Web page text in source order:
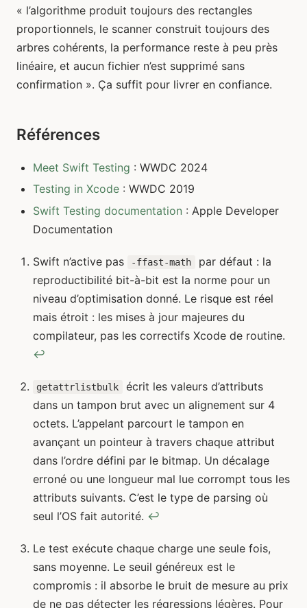
« l’algorithme produit toujours des rectangles
proportionnels, le scanner construit toujours des
arbres cohérents, la performance reste à peu près
linéaire, et aucun fichier n’est supprimé sans
confirmation ». Ça suffit pour livrer en confiance.
Références
Meet Swift Testing : WWDC 2024
Testing in Xcode : WWDC 2019
Swift Testing documentation : Apple Developer
Documentation
Footnotes
Swift n’active pas -ffast-math
par défaut : la
reproductibilité bit-à-bit est la norme pour un
niveau d’optimisation donné. Le risque est réel
mais étroit : les mises à jour majeures du
compilateur, pas les correctifs Xcode de routine.
↩
getattrlistbulk
écrit les valeurs d’attributs
dans un tampon brut avec un alignement sur 4
octets. L’appelant parcourt le tampon en
avançant un pointeur à travers chaque attribut
dans l’ordre défini par le bitmap. Un décalage
erroné ou une longueur mal lue corrompt tous les
attributs suivants. C’est le type de parsing où
seul l’OS fait autorité. ↩
Le test exécute chaque charge une seule fois,
sans moyenne. Le seuil généreux est le
compromis : il absorbe le bruit de mesure au prix
de ne pas détecter les régressions légères. Pour